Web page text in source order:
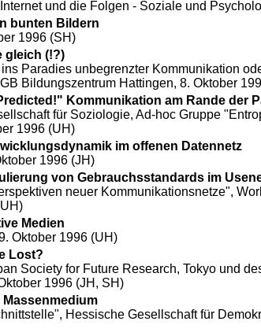
und die Folgen - Soziale und
bunten Bildern
1996 (SH)
gleich (!?)
Paradies unbegrenzter Kommunikation
Bildungszentrum Hattingen, 8. Oktober
Kommunikation am Rande der
für Soziologie, Ad-hoc Gruppe
1996 (UH)
im offenen Datennetz
1996 (JH)
von Gebrauchsstandards im
neuer Kommunikationsnetze",
Medien
Oktober 1996 (UH)
Lost?
Society for Future Research, Tokyo und
1996 (JH, SH)
Massenmedium
Hessische Gesellschaft für